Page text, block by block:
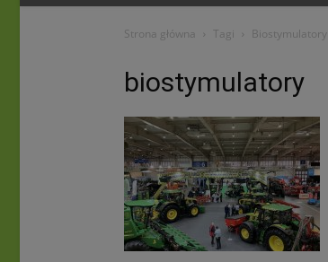
Strona główna Tagi Biostymulatory
biostymulatory